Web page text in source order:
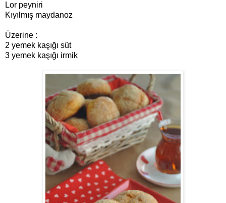
Lor peyniri
Kıyılmış maydanoz
Üzerine :
2 yemek kaşığı süt
3 yemek kaşığı irmik